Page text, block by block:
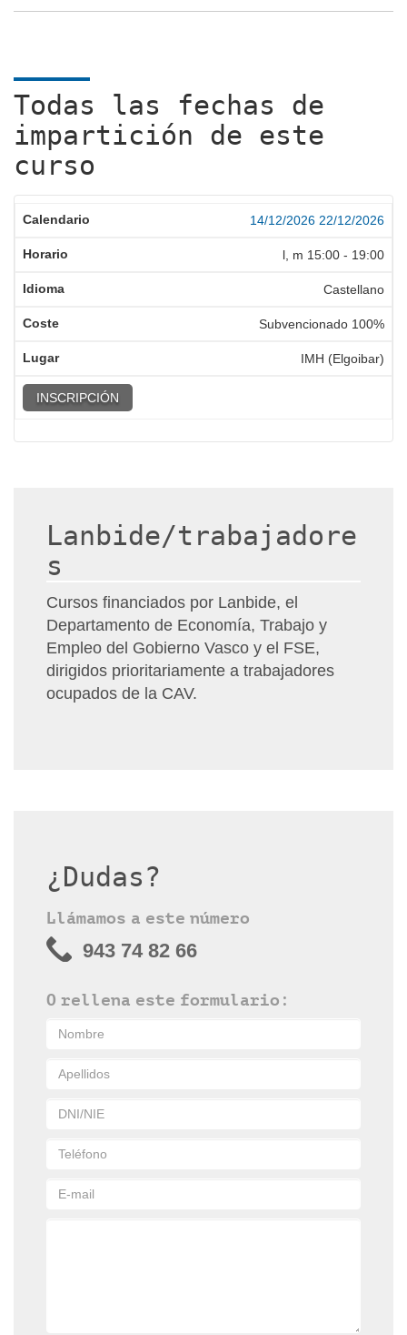
Todas las fechas de
impartición de este
curso
14/12/2026 22/12/2026
l, m 15:00 - 19:00
Castellano
Subvencionado 100%
IMH (Elgoibar)
INSCRIPCIÓN
Lanbide/trabajadore
s
Cursos financiados por Lanbide, el
Departamento de Economía, Trabajo y
Empleo del Gobierno Vasco y el FSE,
dirigidos prioritariamente a trabajadores
ocupados de la CAV.
¿Dudas?
Llámamos a este número
943 74 82 66
O rellena este formulario: